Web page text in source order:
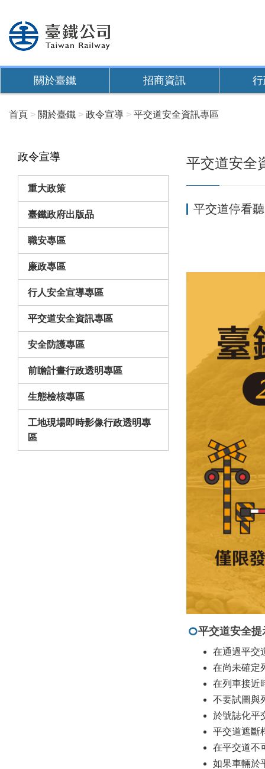
內
關於臺鐵 招商資訊
首頁 關於臺鐵 政令宣導 平交道安全資訊專區
政令宣導
重大政策
臺鐵政府出版品
職安專區
廉政專區
行人安全宣導專區
平交道安全資訊專區
安全防護專區
前瞻計畫行政透明專區
生態檢核專區
工地現場即時影像行政透明專
區
平交道安全
平交道停看聽
平交道安全提
在通過平交
在尚未確定
在列車接近
不要試圖與
於號誌化平
平交道遮斷
在平交道不
如果車輛於